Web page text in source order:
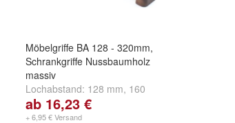
Möbelgriffe BA 128 - 320mm,
Schrankgriffe Nussbaumholz
massiv
Lochabstand: 128 mm, 160
mm ,192 mm und
ab 16,23 €
+ 6,95 € Versand